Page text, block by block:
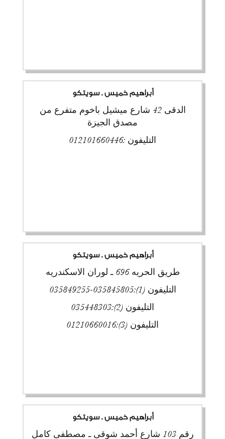
أبراهيم خميس ـ سويتكو
الدقى 42 شارع ميشيل باخوم متفرع من
مصدق الجيزة
التليفون :012101660446
أبراهيم خميس ـ سويتكو
طريق الحريه 696 ـ لوران الاسكندريه
التليفون (1):
035845805-035849255
التليفون (2):
035448303
التليفون (3):
01210660016
أبراهيم خميس ـ سويتكو
رقم 103 شارع أحمد شوقى ـ مصطفى كامل